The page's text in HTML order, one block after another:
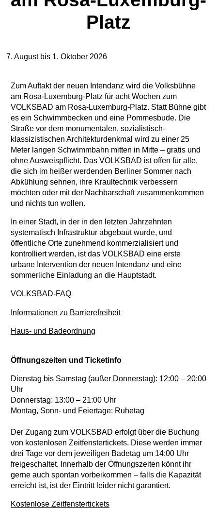
Platz
7. August bis 1. Oktober 2026
Zum Auftakt der neuen Intendanz wird die Volksbühne
am Rosa-Luxemburg-Platz für acht Wochen zum
VOLKSBAD am Rosa-Luxemburg-Platz. Statt Bühne gibt
es ein Schwimmbecken und eine Pommesbude. Die
Straße vor dem monumentalen, sozialistisch-
klassizistischen Architekturdenkmal wird zu einer 25
Meter langen Schwimmbahn mitten in Mitte – gratis und
ohne Ausweispflicht. Das VOLKSBAD ist offen für alle,
die sich im heißer werdenden Berliner Sommer nach
Abkühlung sehnen, ihre Kraultechnik verbessern
möchten oder mit der Nachbarschaft zusammenkommen
und nichts tun wollen.
In einer Stadt, in der in den letzten Jahrzehnten
systematisch Infrastruktur abgebaut wurde, und
öffentliche Orte zunehmend kommerzialisiert und
kontrolliert werden, ist das VOLKSBAD eine erste
urbane Intervention der neuen Intendanz und eine
sommerliche Einladung an die Hauptstadt.
VOLKSBAD-FAQ
Informationen zu Barrierefreiheit
Haus- und Badeordnung
Öffnungszeiten und Ticketinfo
Dienstag bis Samstag (außer Donnerstag): 12:00 – 20:00
Uhr
Donnerstag: 13:00 – 21:00 Uhr
Montag, Sonn- und Feiertage: Ruhetag
Der Zugang zum VOLKSBAD erfolgt über die Buchung
von kostenlosen Zeitfenstertickets. Diese werden immer
drei Tage vor dem jeweiligen Badetag um 14:00 Uhr
freigeschaltet. Innerhalb der Öffnungszeiten könnt ihr
gerne auch spontan vorbeikommen – falls die Kapazität
erreicht ist, ist der Eintritt leider nicht garantiert.
Kostenlose Zeitfenstertickets